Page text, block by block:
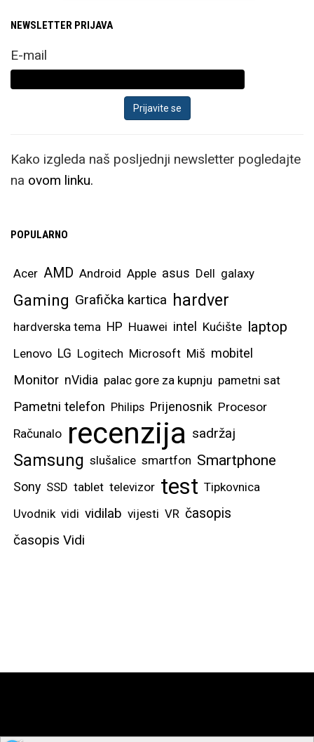
NEWSLETTER PRIJAVA
E-mail
Kako izgleda naš posljednji newsletter pogledajte
na ovom linku.
POPULARNO
Acer AMD Android Apple asus Dell galaxy
Gaming Grafička kartica hardver
hardverska tema HP Huawei intel Kućište laptop
Lenovo LG Logitech Microsoft Miš mobitel
Monitor nVidia palac gore za kupnju pametni sat
Pametni telefon Philips Prijenosnik Procesor
Računalo recenzija sadržaj
Samsung slušalice smartfon Smartphone
Sony SSD tablet televizor test Tipkovnica
Uvodnik vidi vidilab vijesti VR časopis
časopis Vidi